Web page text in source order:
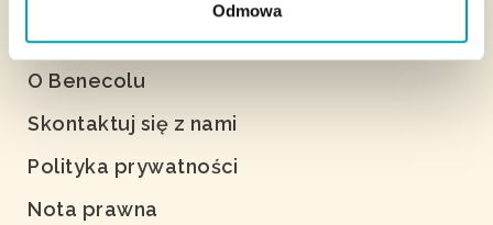
Odmowa
O Benecolu
Skontaktuj się z nami
Polityka prywatności
Nota prawna